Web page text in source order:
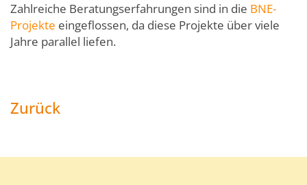
Zahlreiche Beratungserfahrungen sind in die BNE-
Projekte eingeflossen, da diese Projekte über viele
Jahre parallel liefen.
Zurück